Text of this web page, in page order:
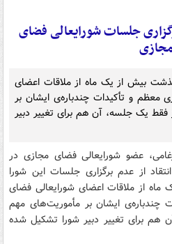
جلسات شورایعالی فضای
بیش از یک ماه از ملاقات اعضای
معظم و تأکیدات چندباره‌ی ایشان بر
فقط یک جلسه، آن هم برای تغییر دبیر
عضو شورایعالی فضای مجازی در
از عدم برگزاری جلسات این شورا
از ملاقات اعضای شورایعالی فضای
چندباره‌ی ایشان بر مأموریت‌های مهم
هم برای تغییر دبیر شورا تشکیل شده